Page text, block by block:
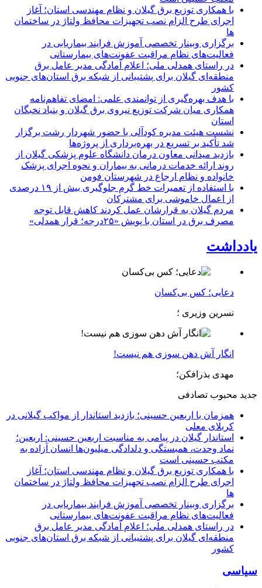
با همکاری توزیع برق گیلان و نظام مهندسی استان؛ آغاز
اجرای طرح الزام نصب تجهیزات محافظ ولتاژ در ساختمان
ها
برگزاری وبینار تخصصی آموزش فرایند بیماریابی در
فعالیت‌های نظام مراقبت عفونت‌های بیمارستانی
در راستای همدلی ملی؛ اعلام آمادگی مدیر عامل برق
منطقه‌ای گیلان برای پشتیبانی از شبكه برق استان‌های جنوبی
كشور
با هدف بهره‌گیری از توانمندی علمی: امضای تفاهم‌نامه
همكاری میان شركت توزیع نیروی برق گیلان و بنیاد نخبگان
استان
نشست هیئت مدیره کودآلی با حضور شهردار رشت برگزار
شد تأکید بر تسریع در بهره‌برداری از پروژه‌ها
بازدید میدانی معاون درمان دانشگاه علوم پزشکی گیلان از
روند ارائه خدمات درمانی به بیماران و نحوه اجرای پزشک
خانواده و نظام ارجاع در شهرستان فومن
با استفاده از تعمیرات خط گرم جلوگیری بیش از ۱۹ درصدی
از اعمال خاموشی برای مشتركان
مردم گیلان به قرارشان عمل کردند كاهش قابل توجه
مصرف برق در استان با پویش «۲۵درجه؛ قرار همدلی»
یادداشت
دعایی؛ کس بی‌کسان
نسرین وزیری ؛
انگار آش دهن سوزی هم نیست!
مهدی بذرافکن؛
جدید محبوب تصادفی
همزمان با اربعین حسینی؛ بازدید استاندار از مواکب گیلانی در
کربلای معلی
استاندار گیلان در پیامی به مناسبت اربعین حسینی: اربعین؛
نماد وحدت، همبستگی و دلدادگی میلیون‌ها انسان آزاده به
مکتب حسینی است
با همکاری توزیع برق گیلان و نظام مهندسی استان؛ آغاز
اجرای طرح الزام نصب تجهیزات محافظ ولتاژ در ساختمان
ها
برگزاری وبینار تخصصی آموزش فرایند بیماریابی در
فعالیت‌های نظام مراقبت عفونت‌های بیمارستانی
در راستای همدلی ملی؛ اعلام آمادگی مدیر عامل برق
منطقه‌ای گیلان برای پشتیبانی از شبكه برق استان‌های جنوبی
كشور
سیاسی